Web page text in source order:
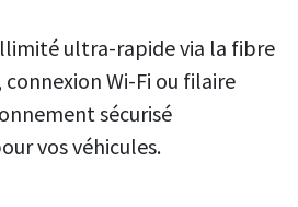
ultra-rapide via la fibre
Wi-Fi ou filaire
sécurisé
vos véhicules.